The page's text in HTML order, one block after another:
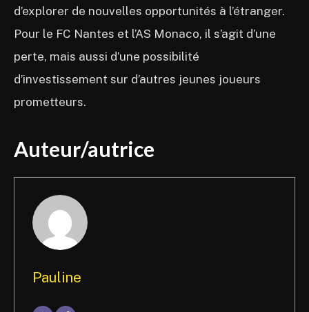
d’explorer de nouvelles opportunités à l’étranger.
Pour le FC Nantes et l’AS Monaco, il s’agit d’une
perte, mais aussi d’une possibilité
d’investissement sur d’autres jeunes joueurs
prometteurs.
Auteur/autrice
Pauline